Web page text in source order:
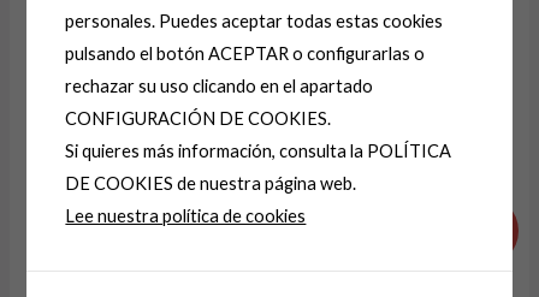
A
e
n
t
Productos relacionados
El
precio
era:
El
precio
es:
era:
es:
personales. Puedes aceptar todas estas cookies
pulsando el botón ACEPTAR o configurarlas o
rechazar su uso clicando en el apartado
CONFIGURACIÓN DE COOKIES.
Si quieres más información, consulta la POLÍTICA
DE COOKIES de nuestra página web.
Lee nuestra política de cookies